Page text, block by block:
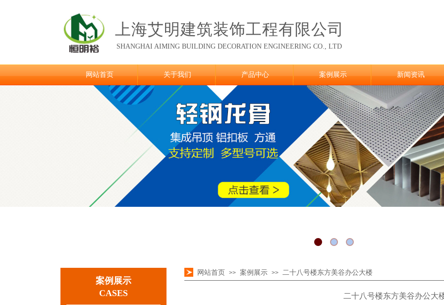
上海艾明建筑装饰工程有限公司
SHANGHAI AIMING BUILDING DECORATION ENGINEERING CO., LTD
网站首页 关于我们 产品中心 案例展示 新闻资讯
案例展示
CASES
网站首页 >> 案例展示 >> 二十八号楼东方美谷办公大楼
二十八号楼东方美谷办公大